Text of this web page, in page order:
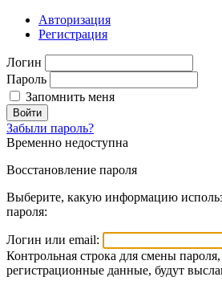
Авторизация
Регистрация
Логин
Пароль
Запомнить меня
Войти
Забыли пароль?
Временно недоступна
Восстановление пароля
Выберите, какую информацию
пароля:
Логин или email:
Контрольная строка для смены
регистрационные данные, будут